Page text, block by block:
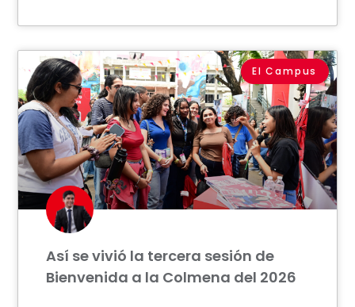
El Campus
Así se vivió la tercera sesión de
Bienvenida a la Colmena del 2026